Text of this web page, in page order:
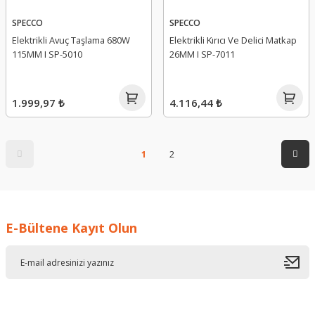
SPECCO
Elektrikli Avuç Taşlama 680W
115MM I SP-5010
1.999,97 ₺
SPECCO
Elektrikli Kırıcı Ve Delici Matkap
26MM I SP-7011
4.116,44 ₺
1 2
E-Bültene Kayıt Olun